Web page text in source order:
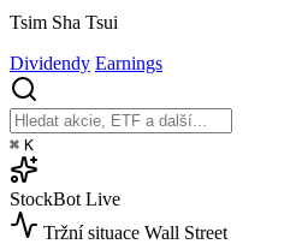
Tsim Sha Tsui
Dividendy Earnings
⌘ K
StockBot Live
Tržní situace Wall Street